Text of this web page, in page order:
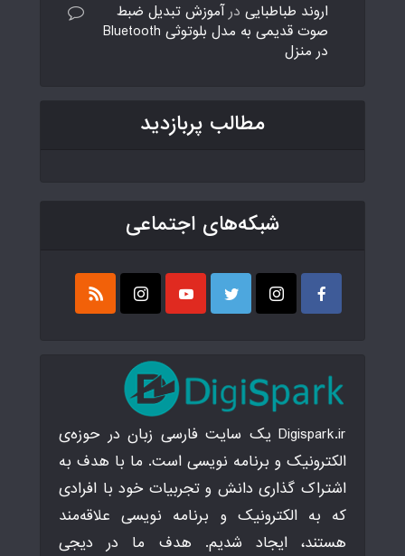
اروند طباطبایی در آموزش تبدیل ضبط
صوت قدیمی به مدل بلوتوثی Bluetooth
در منزل
مطالب پربازدید
شبکه‌های اجتماعی
Digispark.ir یک سایت فارسی زبان در حوزه‌ی
الکترونیک و برنامه نویسی است. ما با هدف به
اشتراک گذاری دانش و تجربیات خود با افرادی
که به الکترونیک و برنامه نویسی علاقه‌مند
هستند، ایجاد شدیم. هدف ما در دیجی